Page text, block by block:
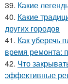
39. Какие
40. Какие
других городов
41. Как уберечь
время ремонта:
42. Что
эффективные